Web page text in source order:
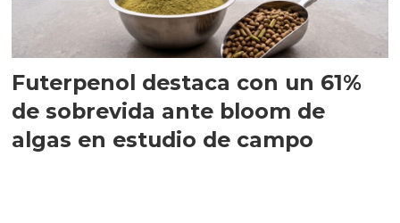
Futerpenol destaca con un 61%
de sobrevida ante bloom de
algas en estudio de campo